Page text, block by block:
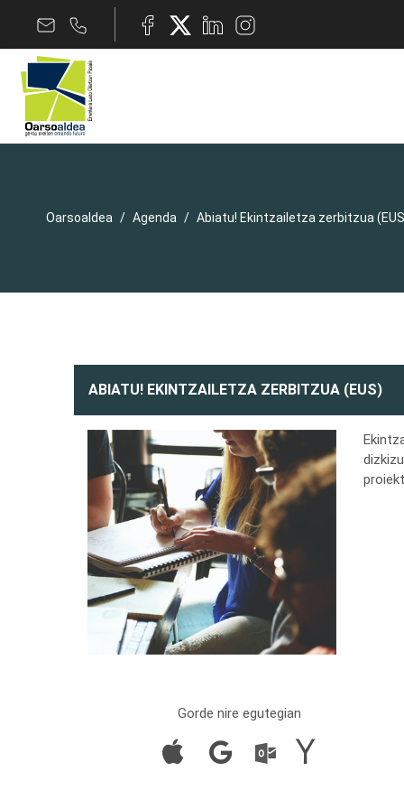
Oarsoaldea Agenda Abiatu! Ekintzailetza zerbitzua
ABIATU! EKINTZAILETZA ZERBITZUA (EUS)
Gorde nire egutegian